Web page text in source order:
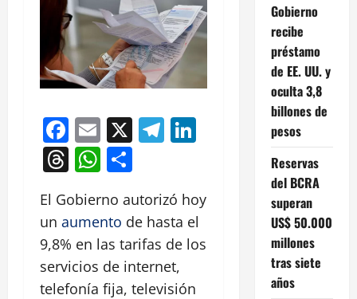
Facebook
Email
X Telegram
LinkedIn
Threads
WhatsApp
El Gobierno autorizó hoy
un aumento de hasta el
9,8% en las tarifas de los
servicios de internet,
telefonía fija, televisión
Gobierno
recibe
préstamo
de EE. UU. y
oculta 3,8
billones de
pesos
Reservas
del BCRA
superan
US$ 50.000
millones
tras siete
años